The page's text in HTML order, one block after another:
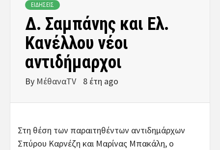
ΕΙΔΗΣΕΙΣ
Δ. Σαμπάνης και Ελ.
Κανέλλου νέοι
αντιδήμαρχοι
By ΜέθαναTV 8 έτη ago
Στη θέση των παραιτηθέντων αντιδημάρχων
Σπύρου Καρνέζη και Μαρίνας Μπακάλη, ο